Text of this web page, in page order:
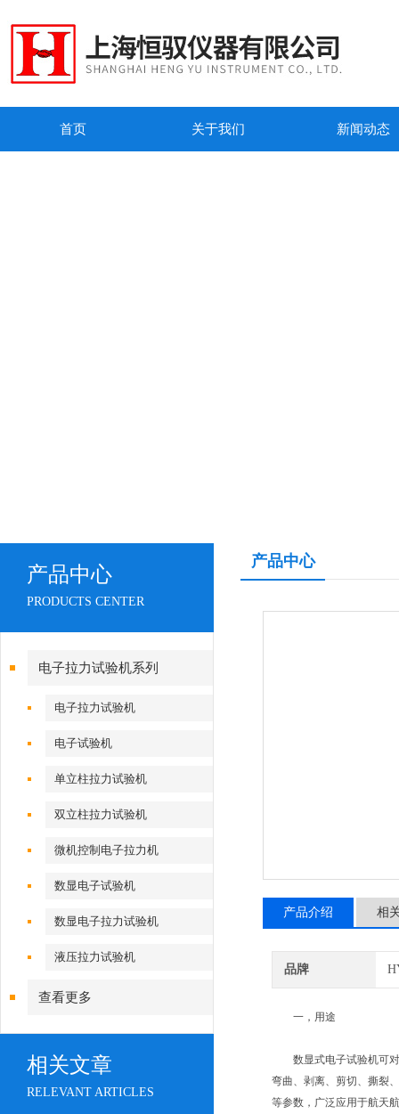
首页 关于我们 新闻动态
产品中心
PRODUCTS CENTER
电子拉力试验机系列
电子拉力试验机
电子试验机
单立柱拉力试验机
双立柱拉力试验机
微机控制电子拉力机
数显电子试验机
数显电子拉力试验机
液压拉力试验机
查看更多
相关文章
RELEVANT ARTICLES
产品中心
产品介绍 相
品牌
一，用途
数显式电子试验机可对
弯曲、剥离、剪切、撕裂
等参数，广泛应用于航天